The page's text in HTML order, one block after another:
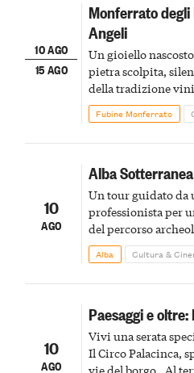
10 AGO
15 AGO
Monferrato
Angeli
Un gioiello
pietra scolpita,
della tradizione
Fubine Monferrato
10
AGO
Alba Sotterranea
Un tour guidato da
professionista per
del percorso
Alba Cultura &
10
AGO
Paesaggi e
Vivi una serata
Il Circo Palacinca,
vie del borgo.. Al